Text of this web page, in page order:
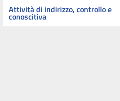
Attività di indirizzo, controllo e
conoscitiva